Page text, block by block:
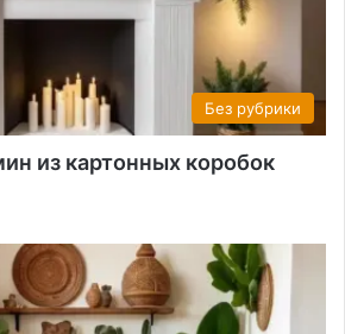
Без рубрики
из картонных коробок